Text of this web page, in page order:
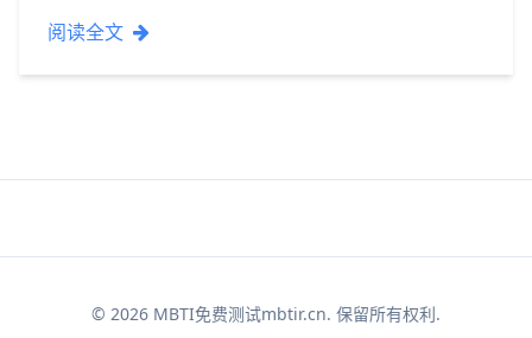
阅读全文
© 2026 MBTI免费测试mbtir.cn. 保留所有权利.